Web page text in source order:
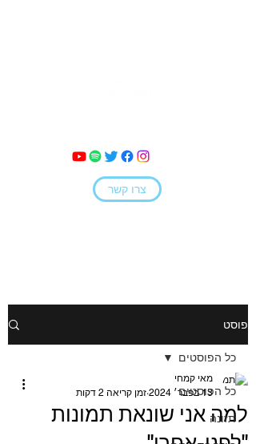
צרו קשר
פוסט
כל הפוסטים
תזונה
כל הפוסטים
למה אני שונאת תמונות
מאי קמחי
13 בפבר׳ 2024
זמן קריאה 2 דקות